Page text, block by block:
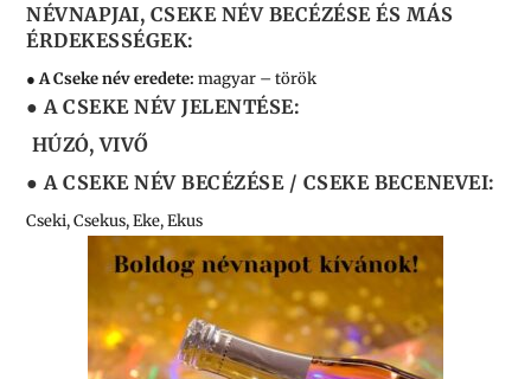
NÉVNAPJAI, CSEKE NÉV BECÉZÉSE ÉS MÁS
ÉRDEKESSÉGEK:
● A Cseke név eredete:magyar – török
● A CSEKE NÉV JELENTÉSE:
HÚZÓ, VIVŐ
● A CSEKE NÉV BECÉZÉSE / CSEKE BECENEVEI:
Cseki, Csekus, Eke, Ekus